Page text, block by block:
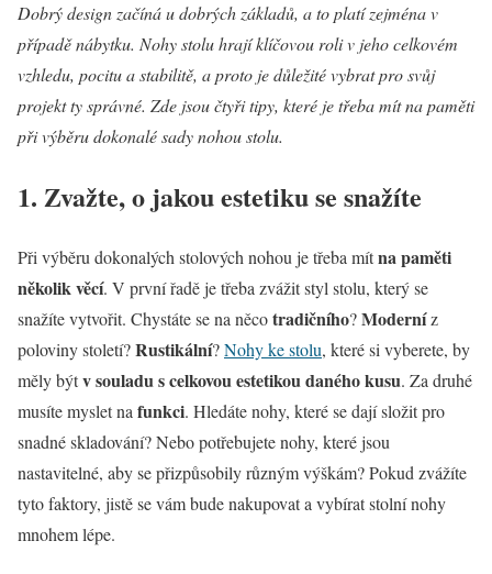
Dobrý design začíná u dobrých základů, a to platí zejména v
případě nábytku. Nohy stolu hrají klíčovou roli v jeho celkovém
vzhledu, pocitu a stabilitě, a proto je důležité vybrat pro svůj
projekt ty správné. Zde jsou čtyři tipy, které je třeba mít na paměti
při výběru dokonalé sady nohou stolu.
1. Zvažte, o jakou estetiku se snažíte
Při výběru dokonalých stolových nohou je třeba mítna paměti
několik věcí. V první řadě je třeba zvážit styl stolu, který se
snažíte vytvořit. Chystáte se na něcotradičního?Moderníz
poloviny století?Rustikální?Nohy ke stolu, které si vyberete, by
měly býtv souladu s celkovou estetikou daného kusu. Za druhé
musíte myslet na funkci. Hledáte nohy, které se dají složit pro
snadné skladování? Nebo potřebujete nohy, které jsou
nastavitelné, aby se přizpůsobily různým výškám? Pokud zvážíte
tyto faktory, jistě se vám bude nakupovat a vybírat stolní nohy
mnohem lépe.